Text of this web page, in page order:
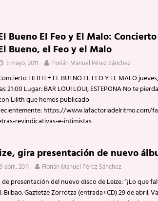
Bueno El Feo y El Malo:
Bueno, el Feo y el Malo
3 mayo, 2011 Florián Manuel Pérez Sánchez
LILITH + EL BUENO EL FEO Y EL MALO
21:00 Lugar: BAR LOUI LOUI, ESTEPONA No te
Lilith que hemos publicado
https://www.lafactoriadelritmo.com/
revindicativas-e-intimistas
gira presentación de nuevo
abril, 2011 Florián Manuel Pérez Sánchez
de presentación del nuevo disco de Leize: “¡Lo que
Bilbao. Gaztetze Zorrotza (entrada+CD) 29 de abril.